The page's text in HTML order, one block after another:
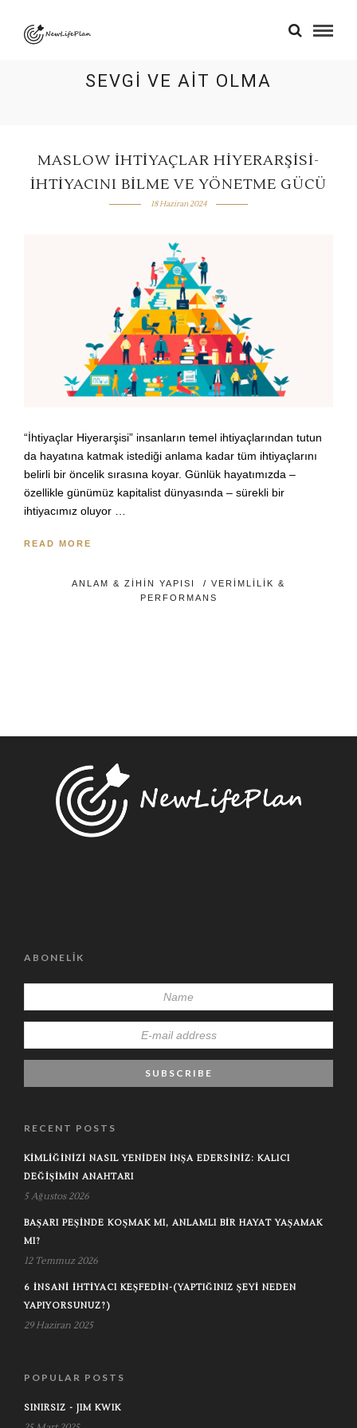
SEVGI VE AIT OLMA
MASLOW İHTIYAÇLAR HIYERARŞISI-
İHTIYACINI BILME VE YÖNETME GÜCÜ
18 Haziran 2024
“İhtiyaçlar Hiyerarşisi” insanların temel ihtiyaçlarından tutun
da hayatına katmak istediği anlama kadar tüm ihtiyaçlarını
belirli bir öncelik sırasına koyar. Günlük hayatımızda –
özellikle günümüz kapitalist dünyasında – sürekli bir
ihtiyacımız oluyor …
READ MORE
ANLAM & ZIHIN YAPISI / VERIMLILIK &
PERFORMANS
ABONELIK
RECENT POSTS
KIMLIĞINIZI NASIL YENIDEN İNŞA EDERSINIZ: KALICI
DEĞIŞIMIN ANAHTARI
5 Ağustos 2026
BAŞARI PEŞINDE KOŞMAK MI, ANLAMLI BIR HAYAT YAŞAMAK
MI?
12 Temmuz 2026
6 İNSANI İHTIYACI KEŞFEDIN-(YAPTIĞINIZ ŞEYI NEDEN
YAPIYORSUNUZ?)
29 Haziran 2025
POPULAR POSTS
SINIRSIZ - JIM KWIK